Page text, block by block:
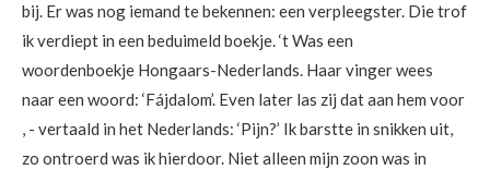
bij. Er was nog iemand te bekennen: een verpleegster. Die trof
ik verdiept in een beduimeld boekje. ‘t Was een
woordenboekje Hongaars-Nederlands. Haar vinger wees
naar een woord: ‘Fájdalom’. Even later las zij dat aan hem voor
, - vertaald in het Nederlands: ‘Pijn?’ Ik barstte in snikken uit,
zo ontroerd was ik hierdoor. Niet alleen mijn zoon was in